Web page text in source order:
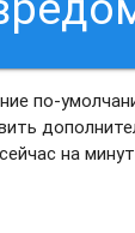
по-
на